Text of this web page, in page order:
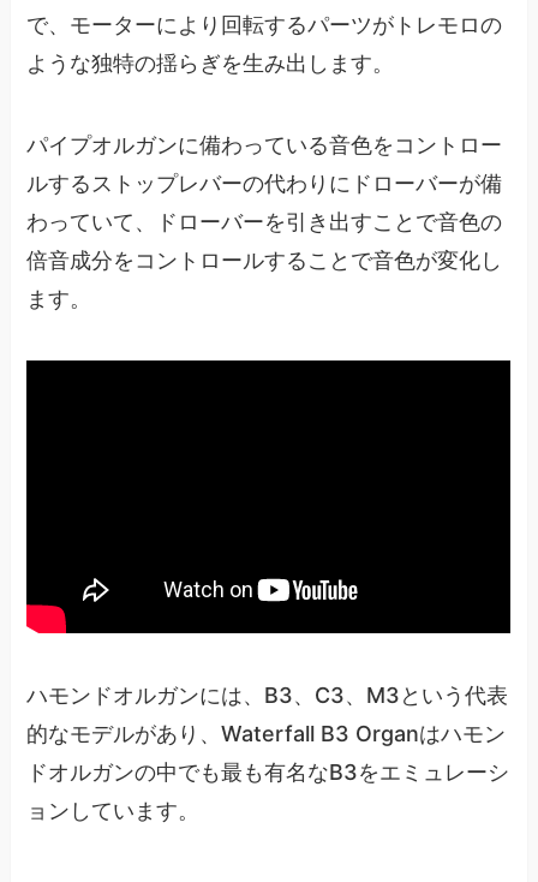
で、モーターにより回転するパーツがトレモロの
ような独特の揺らぎを生み出します。
パイプオルガンに備わっている音色をコントロー
ルするストップレバーの代わりにドローバーが備
わっていて、ドローバーを引き出すことで音色の
倍音成分をコントロールすることで音色が変化し
ます。
ハモンドオルガンには、B3、C3、M3という代表
的なモデルがあり、Waterfall B3 Organはハモン
ドオルガンの中でも最も有名なB3をエミュレーシ
ョンしています。